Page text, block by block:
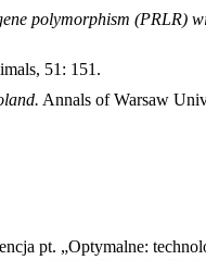
polymorphism (PRLR)
51: 151 .
Annals of Warsaw
pt. „Optymalne: